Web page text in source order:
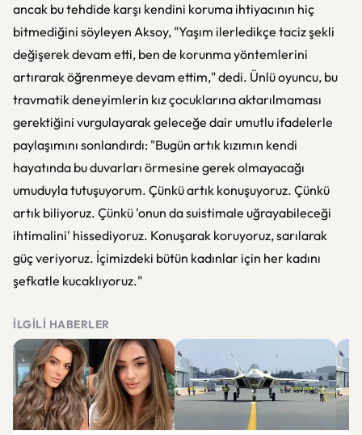
ancak bu tehdide karşı kendini koruma ihtiyacının hiç
bitmediğini söyleyen Aksoy, "Yaşım ilerledikçe taciz şekli
değişerek devam etti, ben de korunma yöntemlerini
artırarak öğrenmeye devam ettim," dedi. Ünlü oyuncu, bu
travmatik deneyimlerin kız çocuklarına aktarılmaması
gerektiğini vurgulayarak geleceğe dair umutlu ifadelerle
paylaşımını sonlandırdı: "Bugün artık kızımın kendi
hayatında bu duvarları örmesine gerek olmayacağı
umuduyla tutuşuyorum. Çünkü artık konuşuyoruz. Çünkü
artık biliyoruz. Çünkü 'onun da suistimale uğrayabileceği
ihtimalini' hissediyoruz. Konuşarak koruyoruz, sarılarak
güç veriyoruz. İçimizdeki bütün kadınlar için her kadını
şefkatle kucaklıyoruz."
İLGILI HABERLER